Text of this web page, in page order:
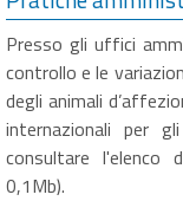
Presso gli uffici
controllo e le
degli animali
internazionali per
consultare l'elenco
0,1Mb).